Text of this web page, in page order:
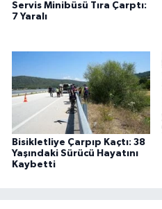
Servis Minibüsü Tıra Çarptı:
7 Yaralı
Bisikletliye Çarpıp Kaçtı: 38
Yaşındaki Sürücü Hayatını
Kaybetti